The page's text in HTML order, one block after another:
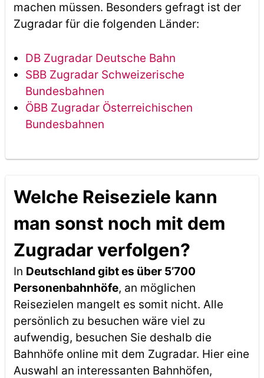
machen müssen. Besonders gefragt ist der
Zugradar für die folgenden Länder:
DB Zugradar Deutsche Bahn
SBB Zugradar Schweizerische
Bundesbahnen
ÖBB Zugradar Österreichischen
Bundesbahnen
Welche Reiseziele kann
man sonst noch mit dem
Zugradar verfolgen?
In Deutschland gibt es über 5’700
Personenbahnhöfe, an möglichen
Reisezielen mangelt es somit nicht. Alle
persönlich zu besuchen wäre viel zu
aufwendig, besuchen Sie deshalb die
Bahnhöfe online mit dem Zugradar. Hier eine
Auswahl an interessanten Bahnhöfen,